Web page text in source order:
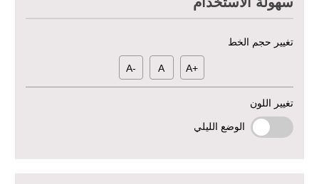
تغيير حجم الخط
+A
A
-A
تغيير اللون
الوضع الليلي
منشأة الإقراض المتجدد لدعم استعادة سبل العيش في حلب - المرحلة
دعم الخدمات الصحية في محافظتي الرقة ودير الزور – المرحلة الثالثة